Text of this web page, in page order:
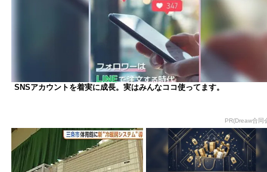
SNSアカウントを着実に成長。実はみんなココ使ってます。
PR(Dreaw合同